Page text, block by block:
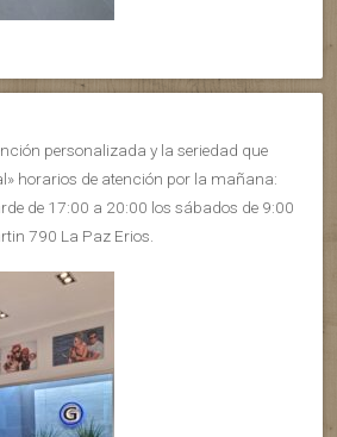
personalizada y la seriedad que
horarios de atención por la mañana:
de 17:00 a 20:00 los sábados de 9:00
790 La Paz Erios.